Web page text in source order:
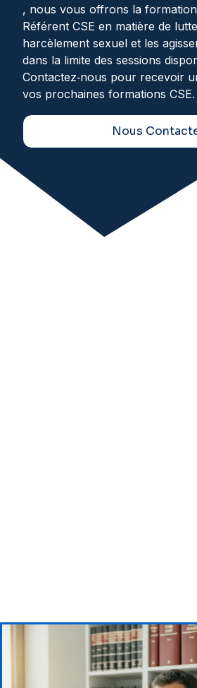
, nous vous offrons la formation
Référent CSE en matière de
harcèlement sexuel et les
dans la limite des sessions
Contactez‑nous pour recevoir
vos prochaines formations CSE.
Nous